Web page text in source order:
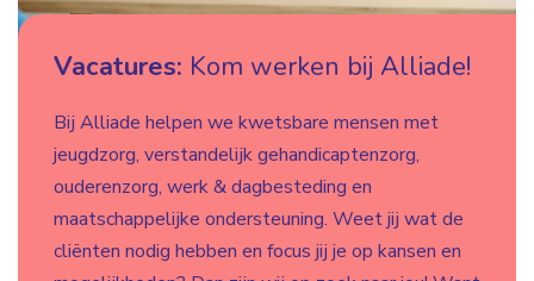
Vacatures: Kom werken bij Alliade!
Bij Alliade helpen we kwetsbare mensen met
jeugdzorg, verstandelijk gehandicaptenzorg,
ouderenzorg, werk & dagbesteding en
maatschappelijke ondersteuning. Weet jij wat de
cliënten nodig hebben en focus jij je op kansen en